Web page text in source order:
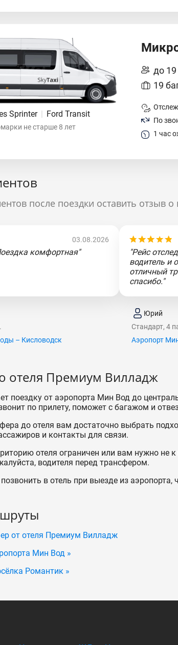
Sprinter | Ford Transit
не старше 8 лет
до
19
По
1 час
после поездки оставить отзыв
03.08.2026
комфортная"
– Кисловодск
"Рейс
водитель и
отличный
спасибо."
Юрий
Стандарт, 4
Аэропорт
отеля Премиум Вилладж
поездку от аэропорта Мин Вод до
по прилету, поможет с багажом и
до отеля вам достаточно выбрать
и контакты для связи.
отеля ограничен или вам нужно не
водителя перед трансфером.
в отель при выезде из
от отеля Премиум Вилладж
Мин Вод »
Романтик »